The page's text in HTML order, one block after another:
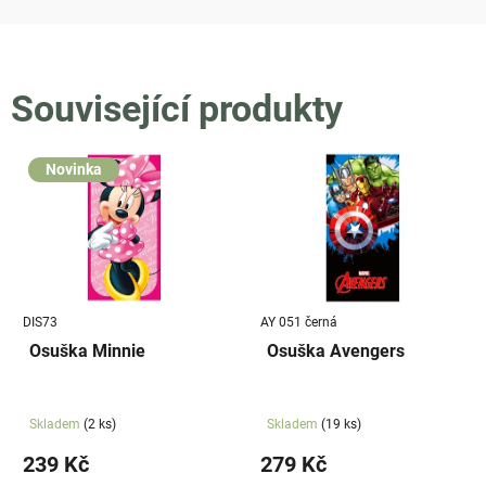
Související produkty
Novinka
DIS73
Osuška Minnie
Skladem (2 ks)
239 Kč
AY 051 černá
Osuška Avengers
Skladem (19 ks)
279 Kč